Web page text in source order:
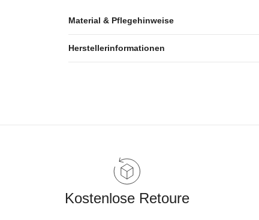
Material & Pflegehinweise
Herstellerinformationen
Kostenlose Retoure